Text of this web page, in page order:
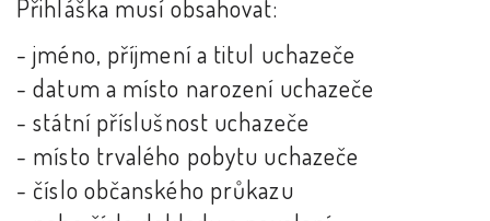
Přihláška musí obsahovat:
- jméno, příjmení a titul uchazeče
- datum a místo narození uchazeče
- státní příslušnost uchazeče
- místo trvalého pobytu uchazeče
- číslo občanského průkazu